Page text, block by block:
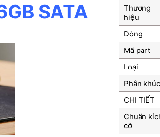
SATA
Thương
hiệu
Dòng
Mã part
Loại
Phân khúc
CHI TIẾT
Chuẩn
cỡ